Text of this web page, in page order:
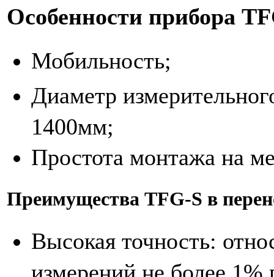
Особенности прибора
Мобильность;
Диаметр
1400мм;
Простота монтажа на
Преимущества TFG-S в
Высокая точность: